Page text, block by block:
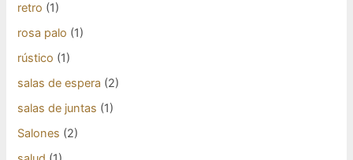
retro (1)
rosa palo (1)
rústico (1)
salas de espera (2)
salas de juntas (1)
Salones (2)